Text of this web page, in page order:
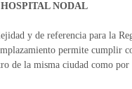
NODAL
y de referencia para la
permite cumplir
de la misma ciudad como